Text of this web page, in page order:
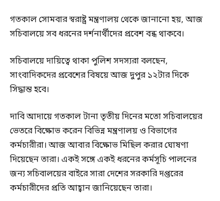
গতকাল সোমবার স্বরাষ্ট্র মন্ত্রণালয় থেকে জানানো হয়, আজ
সচিবালয়ে সব ধরনের দর্শনার্থীদের প্রবেশ বন্ধ থাকবে।
সচিবালয়ে দায়িত্বে থাকা পুলিশ সদস্যরা বলছেন,
সাংবাদিকদের প্রবেশের বিষয়ে আজ দুপুর ১২টার দিকে
সিদ্ধান্ত হবে।
দাবি আদায়ে গতকাল টানা তৃতীয় দিনের মতো সচিবালয়ের
ভেতরে বিক্ষোভ করেন বিভিন্ন মন্ত্রণালয় ও বিভাগের
কর্মচারীরা। আজ আবার বিক্ষোভ মিছিল করার ঘোষণা
দিয়েছেন তারা। একই সঙ্গে একই ধরনের কর্মসূচি পালনের
জন্য সচিবালয়ের বাইরে সারা দেশের সরকারি দপ্তরের
কর্মচারীদের প্রতি আহ্বান জানিয়েছেন তারা।